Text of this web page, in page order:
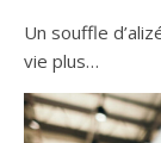
Un souffle
vie plus…